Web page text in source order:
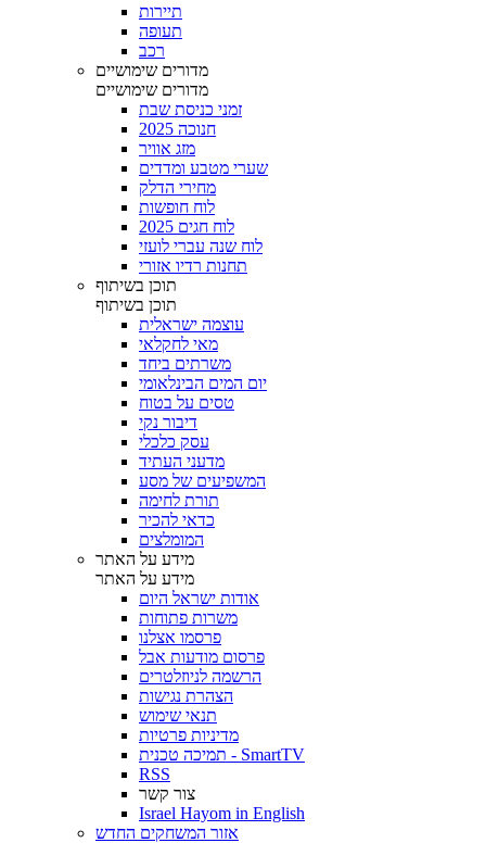
תיירות
תעופה
רכב
מדורים שימושיים
מדורים שימושיים
זמני כניסת שבת
חנוכה 2025
מזג אוויר
שערי מטבע ומדדים
מחירי הדלק
לוח חופשות
לוח חגים 2025
לוח שנה עברי לועזי
תחנות רדיו אזורי
תוכן בשיתוף
תוכן בשיתוף
עוצמה ישראלית
מאי לחקלאי
משרתים ביחד
יום המים הבינלאומי
טסים על בטוח
דיבור נקי
עסק כלכלי
מדעני העתיד
המשפיעים של מסע
תורת לחימה
כדאי להכיר
המומלצים
מידע על האתר
מידע על האתר
אודות ישראל היום
משרות פתוחות
פרסמו אצלנו
פרסום מודעות אבל
הרשמה לניוזלטרים
הצהרת נגישות
תנאי שימוש
מדיניות פרטיות
תמיכה טכנית - SmartTV
RSS
צור קשר
Israel Hayom in English
אזור המשחקים החדש